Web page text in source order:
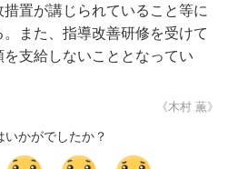
置が講じられていること等に
また、指導改善研修を受けて
支給しないこととなってい
《木村 薫》
いかがでしたか？